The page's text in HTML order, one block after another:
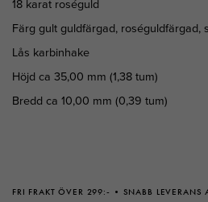
18 karat roséguld
Färg gult guldfärgad, roséguldfärgad,
Lås karbinhake
Höjd ca 35,00 mm (1,38 tum)
Bredd ca 10,00 mm (0,39 tum)
FRI FRAKT ÖVER 299:- SNABB LEVERANS